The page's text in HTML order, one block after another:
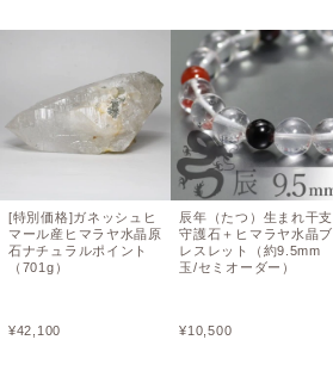
[特別価格]ガネッシュヒ
マール産ヒマラヤ水晶原
石ナチュラルポイント
（701g）
¥42,100
辰年（たつ）生まれ干支
守護石＋ヒマラヤ水晶ブ
レスレット（約9.5mm
玉/セミオーダー）
¥10,500